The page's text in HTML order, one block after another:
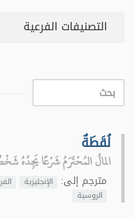
التصنيفات الفرعية
لُقَطَةٌ
المالُ المُحْتَرَمُ شَرْعًا يَجِدُهُ
مترجم إلى: الإنجليزية
الروسية